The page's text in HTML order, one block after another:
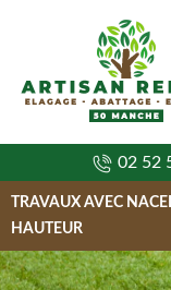
02 52
TRAVAUX AVEC
HAUTEUR